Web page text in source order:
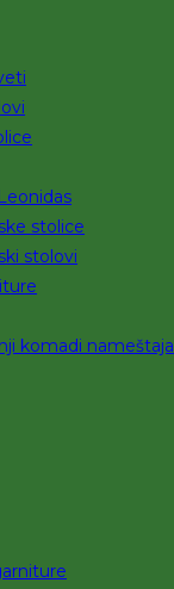
stolice
stolovi
komadi nameštaja